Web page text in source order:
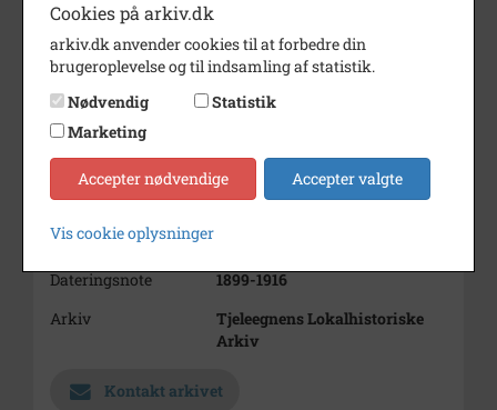
Type
Arkivskaber
Thisted Andelsmejeri
Beskrivelse
Thisted Andelsmejeri
Født/stiftet
1888
Bemærkning
Side fra "Dansk Mejeristat"
Periode
Dateringsnote
1899-1916
Arkiv
Tjeleegnens Lokalhistoriske
Arkiv
Kontakt arkivet
Cookies på arkiv.dk
arkiv.dk anvender cookies til at forbedre din
brugeroplevelse og til indsamling af statistik.
Nødvendig
Statistik
Marketing
Accepter nødvendige Accepter valgte
Vis cookie oplysninger